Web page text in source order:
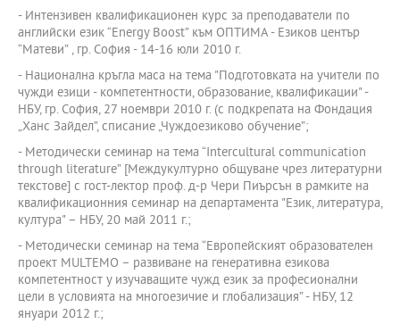
- Интензивен квалификационен курс за преподаватели по
английски език “Energy Boost” към ОПТИМА - Езиков център
“Матеви” , гр. София - 14-16 юли 2010 г.
- Национална кръгла маса на тема "Подготовката на учители по
чужди езици - компетентности, образование, квалификации" -
НБУ, гр. София, 27 ноември 2010 г. (с подкрепата на Фондация
„Ханс Зайдел”, списание „Чуждоезиково обучение”;
- Методически семинар на тема “Intercultural communication
through literature” [Междукултурно общуване чрез литературни
текстове] с гост-лектор проф. д-р Чери Пиърсън в рамките на
квалификационния семинар на департамента "Език, литература,
култура" – НБУ, 20 май 2011 г.;
- Методически семинар на тема “Европейският образователен
проект MULTEMO – развиване на генеративна езикова
компетентност у изучаващите чужд език за професионални
цели в условията на многоезичие и глобализация” - НБУ, 12
януари 2012 г.;